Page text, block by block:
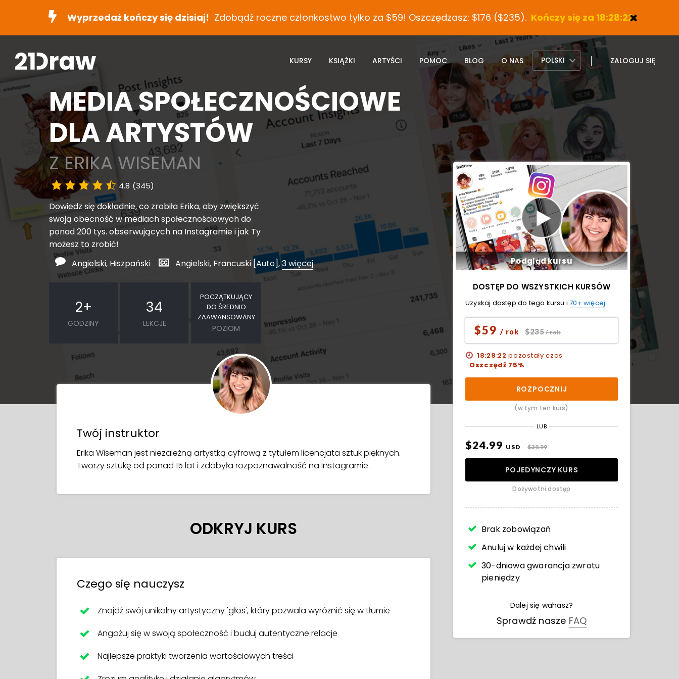
Wyprzedaż kończy się dzisiaj! Zdobądź roczne członkostwo tylko za $59! Oszczędzasz: $176 ($235). Kończy się za 18:28:21
KURSY KSIĄŻKI ARTYŚCI POMOC BLOG O NAS POLSKI ZALOGUJ SIĘ
MEDIA SPOŁECZNOŚCIOWE
DLA ARTYSTÓW
Z ERIKA WISEMAN
4.8 (345)
Dowiedz się dokładnie, co zrobiła Erika, aby zwiększyć
swoją obecność w mediach społecznościowych do
ponad 200 tys. obserwujących na Instagramie i jak Ty
możesz to zrobić!
Angielski, Hiszpański
Angielski, Francuski [Auto],3 więcej
2+
GODZINY
34
LEKCJE
POCZĄTKUJĄCY
DO ŚREDNIO
ZAAWANSOWANY
POZIOM
Twój instruktor
Erika Wiseman jest niezależną artystką cyfrową z tytułem licencjata sztuk pięknych.
Tworzy sztukę od ponad 15 lat i zdobyła rozpoznawalność na Instagramie.
ODKRYJ KURS
Czego się nauczysz
Znajdź swój unikalny artystyczny 'głos', który pozwala wyróżnić się w tłumie
Angażuj się w swoją społeczność i buduj autentyczne relacje
Najlepsze praktyki tworzenia wartościowych treści
Podgląd kursu
DOSTĘP DO WSZYSTKICH KURSÓW
Uzyskaj dostęp do tego kursu i70+ więcej
$59 / rok $235/ rok
18:28:21 pozostały czas
Oszczędź 75%
ROZPOCZNIJ
(w tym ten kurs)
LUB
$24.99 USD $39.99
POJEDYNCZY KURS
Dożywotni dostęp
Brak zobowiązań
Anuluj w każdej chwili
30-dniowa gwarancja zwrotu
pieniędzy
Dalej się wahasz?
Sprawdź nasze FAQ